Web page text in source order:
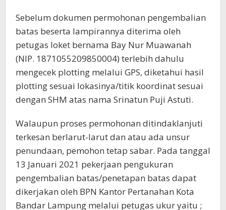
Sebelum dokumen permohonan pengembalian
batas beserta lampirannya diterima oleh
petugas loket bernama Bay Nur Muawanah
(NIP. 1871055209850004) terlebih dahulu
mengecek plotting melalui GPS, diketahui hasil
plotting sesuai lokasinya/titik koordinat sesuai
dengan SHM atas nama Srinatun Puji Astuti.
Walaupun proses permohonan ditindaklanjuti
terkesan berlarut-larut dan atau ada unsur
penundaan, pemohon tetap sabar. Pada tanggal
13 Januari 2021 pekerjaan pengukuran
pengembalian batas/penetapan batas dapat
dikerjakan oleh BPN Kantor Pertanahan Kota
Bandar Lampung melalui petugas ukur yaitu ;